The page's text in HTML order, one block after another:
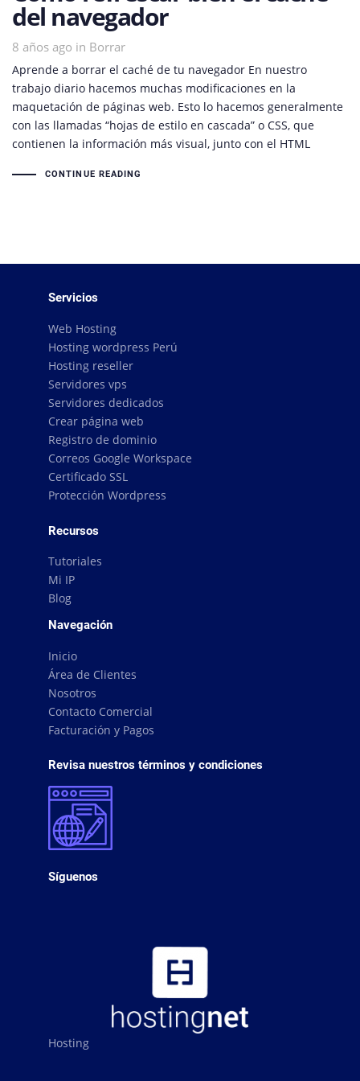
del navegador
8 años ago in
Tags Borrar
Aprende a borrar el caché de tu navegador En nuestro
trabajo diario hacemos muchas modificaciones en la
maquetación de páginas web. Esto lo hacemos generalmente
con las llamadas “hojas de estilo en cascada” o CSS, que
contienen la información más visual, junto con el HTML
CONTINUE READING
Servicios
Web Hosting
Hosting wordpress Perú
Hosting reseller
Servidores vps
Servidores dedicados
Crear página web
Registro de dominio
Correos Google Workspace
Certificado SSL
Protección Wordpress
Recursos
Tutoriales
Mi IP
Blog
Navegación
Inicio
Área de Clientes
Nosotros
Contacto Comercial
Facturación y Pagos
Revisa nuestros términos y condiciones
Síguenos
Hosting